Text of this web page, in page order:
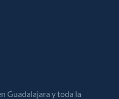
Guadalajara y toda la